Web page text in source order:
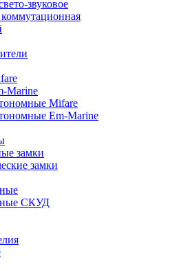
звуковое
Marine
Mifare
Em-Marine
замки
замки
СКУД